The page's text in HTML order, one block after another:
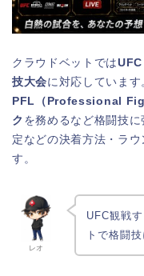
クラウドベットでは
技大会に対応していま
PFL（Professional
ク を務めるなど格闘技
定などの決着方法・ラ
す。
レオ
UFC観戦
トで格闘